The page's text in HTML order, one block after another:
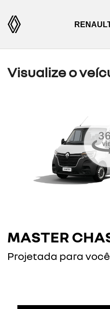
Visualize o
MASTER
Projetada para